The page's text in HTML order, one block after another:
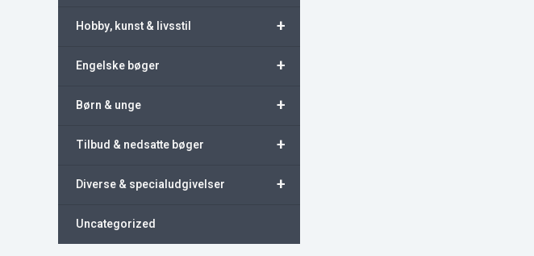
+
Hobby, kunst & livsstil
+
Engelske bøger
+
Børn & unge
+
Tilbud & nedsatte bøger
+
Diverse & specialudgivelser
Uncategorized